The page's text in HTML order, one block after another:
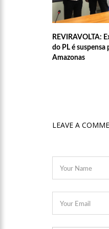
REVIRAVOLTA:
do PL é suspensa
Amazonas
LEAVE A